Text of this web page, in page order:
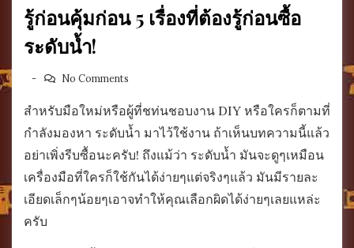
รู้ก่อนคุ้มก่อน 5 เรื่องที่ต้องรู้ก่อนซื้อ
ระดับน้ำ!
No Comments
สำหรับมือใหม่หรือผู้ที่ชท่นชอบงาน DIY หรือใครก็ตามที่
กำลังมองหา ระดับน้ำ มาไว้ใช้งาน ถ้าเห็นบทความนี้แล้ว
อย่าเพิ่งรีบซื้อนะครับ! ถึงแม้ว่า ระดับน้ำ มันจะดูๆเหมือน
เครื่องมือที่ใครก็ใช้กันได้ง่ายๆแต่จริงๆแล้ว มันมีรายละ
เอียดเล็กๆน้อยๆเอาจทำให้คุณเลือกผิดได้ง่ายๆเลยแหล่ะ
ครับ